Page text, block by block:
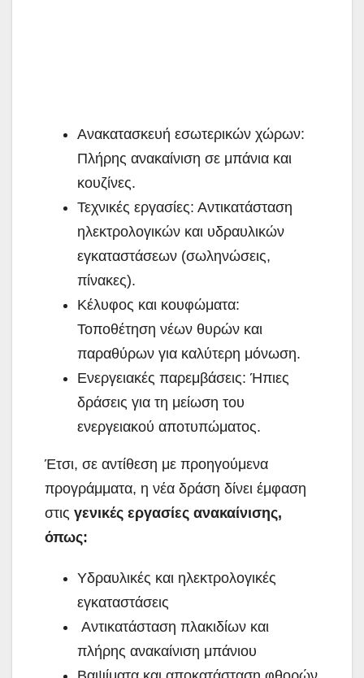
Ανακατασκευή εσωτερικών χώρων:
Πλήρης ανακαίνιση σε μπάνια και
κουζίνες.
Τεχνικές εργασίες: Αντικατάσταση
ηλεκτρολογικών και υδραυλικών
εγκαταστάσεων (σωληνώσεις,
πίνακες).
Κέλυφος και κουφώματα:
Τοποθέτηση νέων θυρών και
παραθύρων για καλύτερη μόνωση.
Ενεργειακές παρεμβάσεις: Ήπιες
δράσεις για τη μείωση του
ενεργειακού αποτυπώματος.
Έτσι, σε αντίθεση με προηγούμενα
προγράμματα, η νέα δράση δίνει έμφαση
στις γενικές εργασίες ανακαίνισης,
όπως:
Υδραυλικές και ηλεκτρολογικές
εγκαταστάσεις
Αντικατάσταση πλακιδίων και
πλήρης ανακαίνιση μπάνιου